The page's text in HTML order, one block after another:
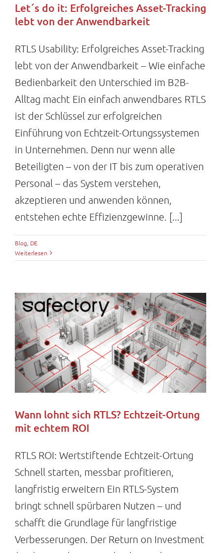
Let´s do it: Erfolgreiches Asset-Tracking
lebt von der Anwendbarkeit
RTLS Usability: Erfolgreiches Asset-Tracking
lebt von der Anwendbarkeit – Wie einfache
Bedienbarkeit den Unterschied im B2B-
Alltag macht Ein einfach anwendbares RTLS
ist der Schlüssel zur erfolgreichen
Einführung von Echtzeit-Ortungssystemen
in Unternehmen. Denn nur wenn alle
Beteiligten – von der IT bis zum operativen
Personal – das System verstehen,
akzeptieren und anwenden können,
entstehen echte Effizienzgewinne. [...]
Blog DE
Weiterlesen
Wann lohnt sich RTLS? Echtzeit-Ortung
mit echtem ROI
RTLS ROI: Wertstiftende Echtzeit-Ortung
Schnell starten, messbar profitieren,
langfristig erweitern Ein RTLS-System
bringt schnell spürbaren Nutzen – und
schafft die Grundlage für langfristige
Verbesserungen. Der Return on Investment